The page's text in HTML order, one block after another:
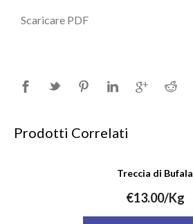
Scaricare PDF
Prodotti Correlati
Treccia di Bufala
€13.00/Kg